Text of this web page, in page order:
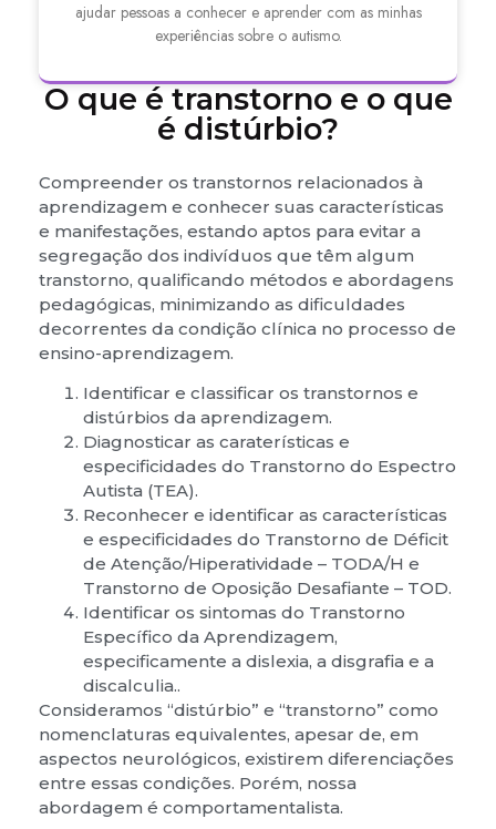
ajudar pessoas a conhecer e aprender com as minhas
experiências sobre o autismo.
O que é transtorno e o que
é distúrbio?
Compreender os transtornos relacionados à
aprendizagem e conhecer suas características
e manifestações, estando aptos para evitar a
segregação dos indivíduos que têm algum
transtorno, qualificando métodos e abordagens
pedagógicas, minimizando as dificuldades
decorrentes da condição clínica no processo de
ensino-aprendizagem.
Identificar e classificar os transtornos e
distúrbios da aprendizagem.
Diagnosticar as caraterísticas e
especificidades do Transtorno do Espectro
Autista (TEA).
Reconhecer e identificar as características
e especificidades do Transtorno de Déficit
de Atenção/Hiperatividade – TODA/H e
Transtorno de Oposição Desafiante – TOD.
Identificar os sintomas do Transtorno
Específico da Aprendizagem,
especificamente a dislexia, a disgrafia e a
discalculia..
Consideramos “distúrbio” e “transtorno” como
nomenclaturas equivalentes, apesar de, em
aspectos neurológicos, existirem diferenciações
entre essas condições. Porém, nossa
abordagem é comportamentalista.